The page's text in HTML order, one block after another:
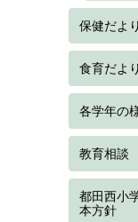
保健だより
食育だより
各学年の
教育相談
都田西小
本方針